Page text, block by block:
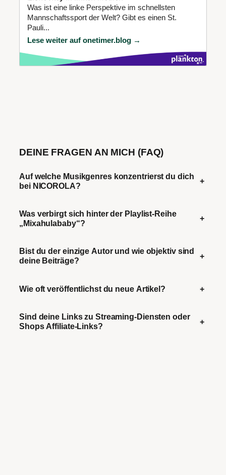
Was ist eine linke Perspektive im schnellsten
Mannschaftssport der Welt? Gibt es einen St.
Pauli...
Lese weiter auf onetimer.blog →
DEINE FRAGEN AN MICH (FAQ)
Auf welche Musikgenres konzentrierst du dich
bei NICOROLA?
+
Was verbirgt sich hinter der Playlist-Reihe
„Mixahulababy“?
+
Bist du der einzige Autor und wie objektiv sind
deine Beiträge?
+
Wie oft veröffentlichst du neue Artikel? +
Sind deine Links zu Streaming-Diensten oder
Shops Affiliate-Links?
+